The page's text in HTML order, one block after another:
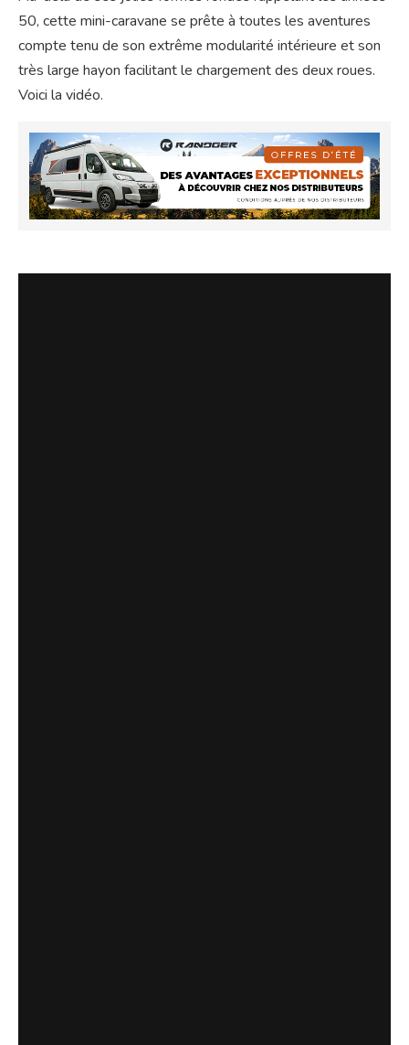
50, cette mini-caravane se prête à toutes les aventures
compte tenu de son extrême modularité intérieure et son
très large hayon facilitant le chargement des deux roues.
Voici la vidéo.